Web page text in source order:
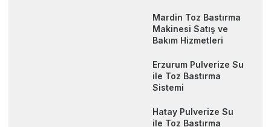
Mardin Toz Bastırma
Makinesi Satış ve
Bakım Hizmetleri
Erzurum Pulverize Su
ile Toz Bastırma
Sistemi
Hatay Pulverize Su
ile Toz Bastırma